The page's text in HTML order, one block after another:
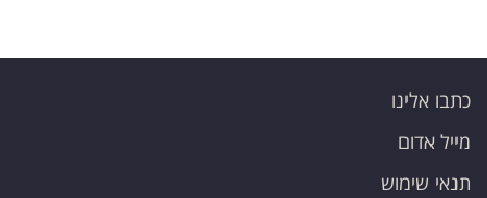
כתבו אלינו
מייל אדום
תנאי שימוש